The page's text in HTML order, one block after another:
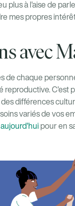
plus à l'aise de
mes propres
avec
de chaque
reproductive. C'est
différences
variés de vos
pour en